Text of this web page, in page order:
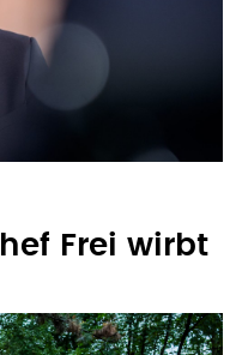
Frei wirbt